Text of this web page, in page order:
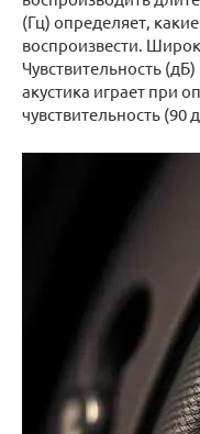
(Гц) определяет,
воспроизвести.
Чувствительность
акустика играет при
чувствительность